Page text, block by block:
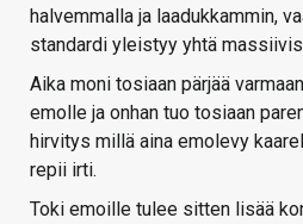
halvemmalla ja laadukkammin,
standardi yleistyy yhtä
Aika moni tosiaan pärjää
emolle ja onhan tuo tosiaan
hirvitys millä aina emolevy
repii irti.
Toki emoille tulee sitten lisää